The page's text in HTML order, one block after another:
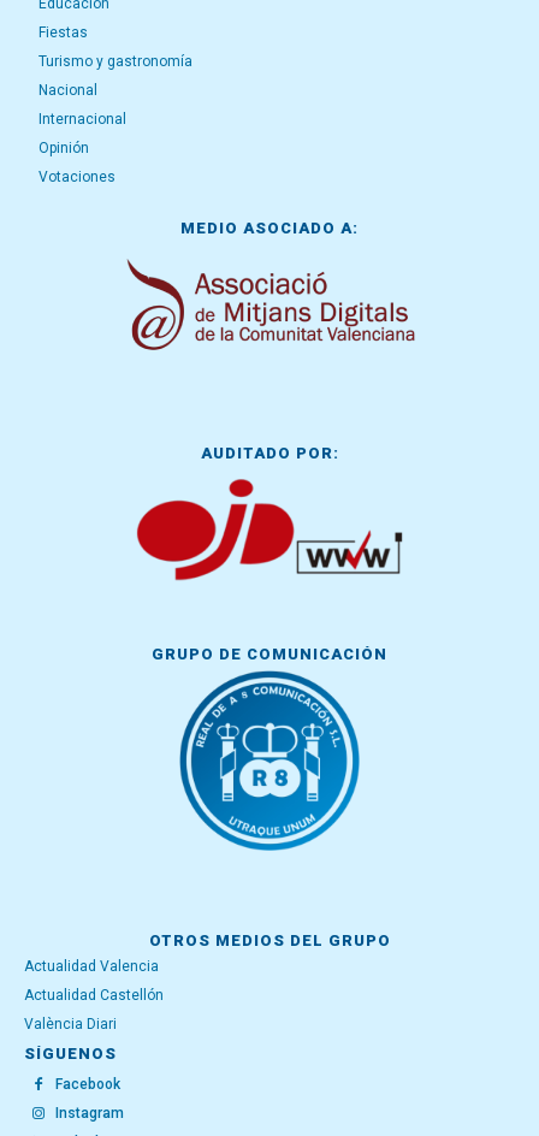
Educación
Fiestas
Turismo y gastronomía
Nacional
Internacional
Opinión
Votaciones
MEDIO ASOCIADO A:
AUDITADO POR:
GRUPO DE COMUNICACIÓN
OTROS MEDIOS DEL GRUPO
Actualidad Valencia
Actualidad Castellón
València Diari
SÍGUENOS
Facebook
Instagram